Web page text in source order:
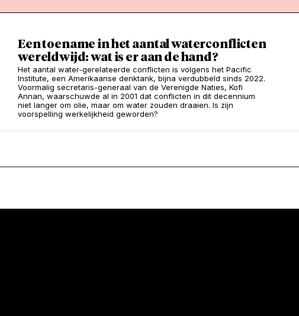
Een toename in het aantal waterconflicten
wereldwijd: wat is er aan de hand?
Het aantal water-gerelateerde conflicten is volgens het Pacific
Institute, een Amerikaanse denktank, bijna verdubbeld sinds 2022.
Voormalig secretaris-generaal van de Verenigde Naties, Kofi
Annan, waarschuwde al in 2001 dat conflicten in dit decennium
niet langer om olie, maar om water zouden draaien. Is zijn
voorspelling werkelijkheid geworden?